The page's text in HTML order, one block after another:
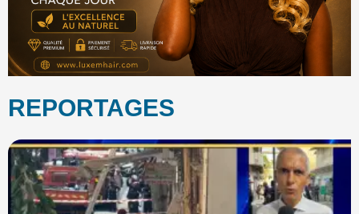
REPORTAGES